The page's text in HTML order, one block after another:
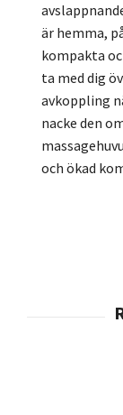
är hemma,
kompakta
ta med dig
avkoppling
nacke den
och ökad